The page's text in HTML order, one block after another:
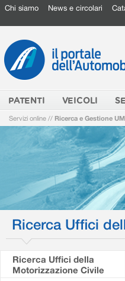
Chi siamo News e circolari
PATENTI VEICOLI
Servizi online // Ricerca e Gestione
Ricerca Uffici
Ricerca Uffici della
Motorizzazione Civile